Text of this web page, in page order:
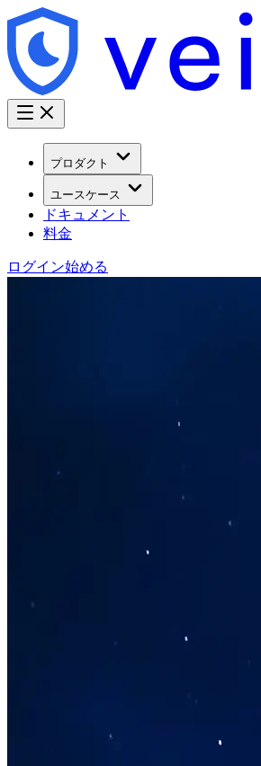
プロダクト
ユースケース
ドキュメント
料金
ログイン始める